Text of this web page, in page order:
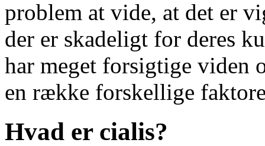
problem at vide, at det er
der er skadeligt for deres
har meget forsigtige viden
en række forskellige
Hvad er cialis?